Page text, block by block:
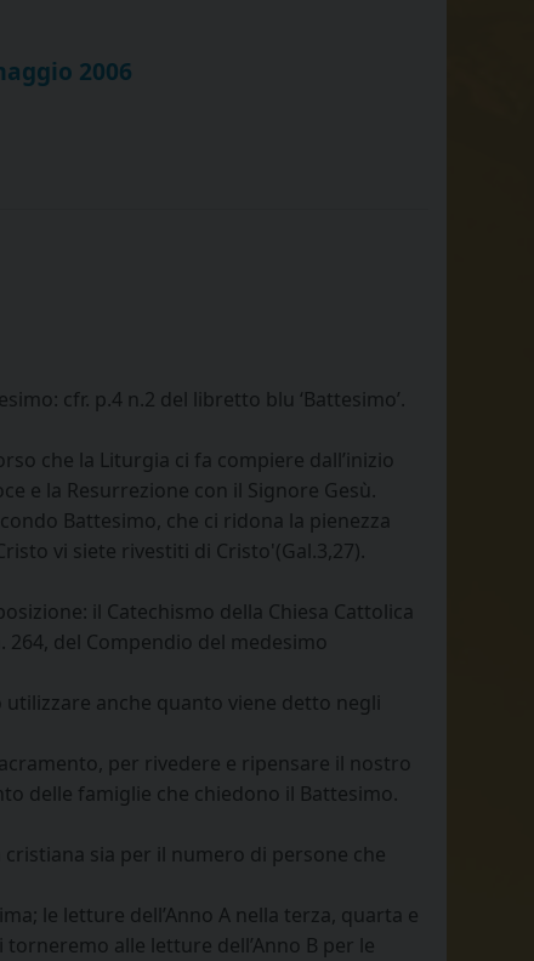
2006
cfr. p.4 n.2 del libretto blu ‘Battesimo’.
che la Liturgia ci fa compiere dall’inizio
e la Resurrezione con il Signore Gesù.
Battesimo, che ci ridona la pienezza
vi siete rivestiti di Cristo'(Gal.3,27).
il Catechismo della Chiesa Cattolica
del Compendio del medesimo
anche quanto viene detto negli
per rivedere e ripensare il nostro
delle famiglie che chiedono il Battesimo.
sia per il numero di persone che
le letture dell’Anno A nella terza, quarta e
alle letture dell’Anno B per le